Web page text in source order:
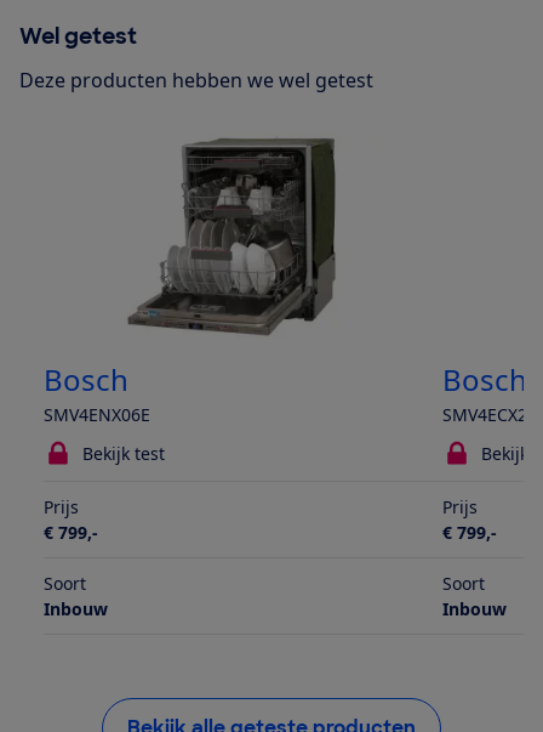
Wel getest
Deze producten hebben we wel getest
Bosch
SMV4ENX06E
Bosch
Bekijk test
Bekijk
Prijs
€ 799,-
Prijs
€ 799,-
Soort
Inbouw
Soort
Inbouw